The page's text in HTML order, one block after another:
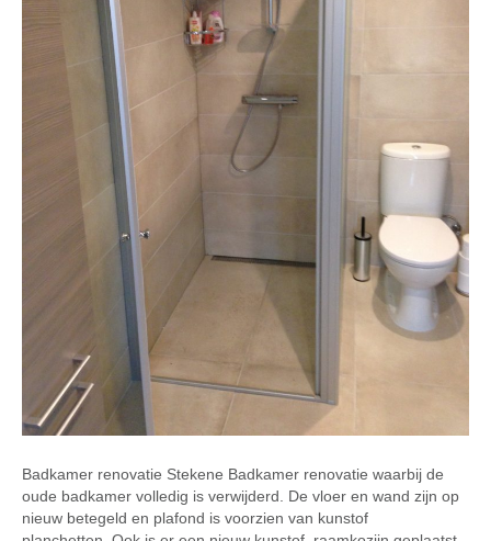
Badkamer renovatie Stekene Badkamer renovatie waarbij de
oude badkamer volledig is verwijderd. De vloer en wand zijn op
nieuw betegeld en plafond is voorzien van kunstof